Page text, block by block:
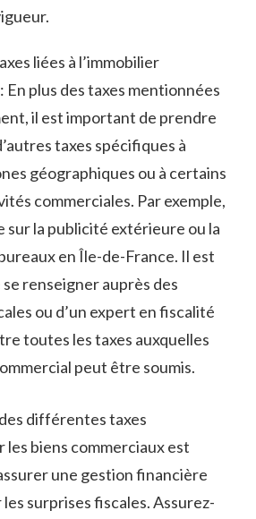
liées à ⁣l’immobilier
En plus⁢ des taxes mentionnées
‌il est important de ⁢prendre
taxes spécifiques à‌
‌géographiques ou à certains
⁤commerciales. Par exemple,
sur la publicité extérieure ou la
en Île-de-France. Il est
​renseigner ​auprès ‌des
ou d’un expert en fiscalité
toutes⁢ les taxes auxquelles
peut être‍ soumis.
différentes​ taxes
les biens commerciaux est
une gestion⁣ financière
surprises fiscales. Assurez-